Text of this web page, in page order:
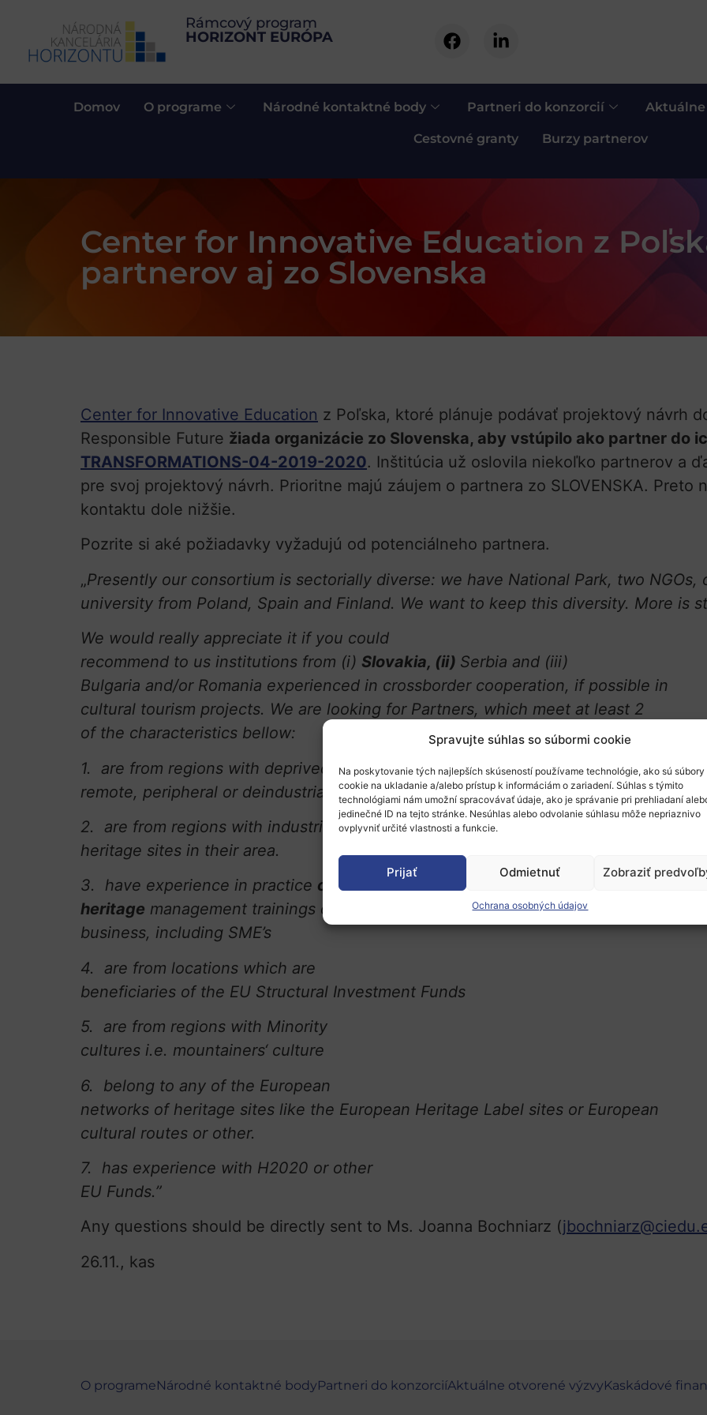
Spravujte súhlas so súbormi cookie
Na poskytovanie tých najlepších skúseností používame technológie, ako sú súbory
cookie na ukladanie a/alebo prístup k informáciám o zariadení. Súhlas s týmito
technológiami nám umožní spracovávať údaje, ako je správanie pri prehliadaní
jedinečné ID na tejto stránke. Nesúhlas alebo odvolanie súhlasu môže nepriaznivo
ovplyvniť určité vlastnosti a funkcie.
Prijať Odmietnuť Zobraziť
Ochrana osobných údajov
Rámcový program
HORIZONT EURÓPA
Domov O programe Národné kontaktné body Partneri do konzorcií Aktuálne
Cestovné granty Burzy partnerov
Center for Innovative Education z
partnerov aj zo Slovenska
Center for Innovative Education z Poľska, ktoré plánuje podávať projektový návrh
Responsible Future žiada organizácie zo Slovenska, aby vstúpilo ako partner do
TRANSFORMATIONS-04-2019-2020. Inštitúcia už oslovila niekoľko partnerov a
pre svoj projektový návrh. Prioritne majú záujem o partnera zo SLOVENSKA. Preto
kontaktu dole nižšie.
Pozrite si aké požiadavky vyžadujú od potenciálneho partnera.
„Presently our consortium is sectorially diverse: we have National Park, two
university from Poland, Spain and Finland. We want to keep this diversity. More is
We would really appreciate it if you could
recommend to us institutions from (i) Slovakia, (ii) Serbia and (iii)
Bulgaria and/or Romania experienced in crossborder cooperation, if possible in
cultural tourism projects. We are looking for Partners, which meet at least 2
of the characteristics bellow:
1. are from regions with deprived
remote, peripheral or deindustrialized areas that lag behind.
2. are from regions with industrial
heritage sites in their area.
3. have experience in practice cultural
heritage management trainings or services for your local / regional
business, including SME’s
4. are from locations which are
beneficiaries of the EU Structural Investment Funds
5. are from regions with Minority
cultures i.e. mountainers‘ culture
6. belong to any of the European
networks of heritage sites like the European Heritage Label sites or European
cultural routes or other.
7. has experience with H2020 or other
EU Funds.”
Any questions should be directly sent to Ms. Joanna Bochniarz (
26.11., kas
O programeNárodné kontaktné bodyPartneri do konzorciíAktuálne otvorené výzvyKaskádové